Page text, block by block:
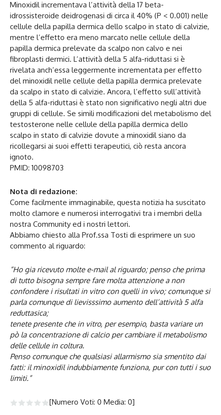
Minoxidil incrementava l’attività della 17 beta-
idrossisteroide deidrogenasi di circa il 40% (P < 0.001) nelle
cellule della papilla dermica dello scalpo in stato di calvizie,
mentre l’effetto era meno marcato nelle cellule della
papilla dermica prelevate da scalpo non calvo e nei
fibroplasti dermici. L’attività della 5 alfa-riduttasi si è
rivelata anch’essa leggermente incrementata per effetto
del minoxidil nelle cellule della papilla dermica prelevate
da scalpo in stato di calvizie. Ancora, l’effetto sull’attività
della 5 alfa-riduttasi è stato non significativo negli altri due
gruppi di cellule. Se simili modificazioni del metabolismo del
testosterone nelle cellule della papilla dermica dello
scalpo in stato di calvizie dovute a minoxidil siano da
ricollegarsi ai suoi effetti terapeutici, ciò resta ancora
ignoto.
PMID: 10098703
Nota di redazione:
Come facilmente immaginabile, questa notizia ha suscitato
molto clamore e numerosi interrogativi tra i membri della
nostra Community ed i nostri lettori.
Abbiamo chiesto alla Prof.ssa Tosti di esprimere un suo
commento al riguardo:
“Ho gia ricevuto molte e-mail al riguardo; penso che prima
di tutto bisogna sempre fare molta attenzione a non
confondere i risultati in vitro con quelli in vivo; comunque si
parla comunque di lievisssimo aumento dell’attività 5 alfa
reduttasica;
tenete presente che in vitro, per esempio, basta variare un
pò la concentrazione di calcio per cambiare il metabolismo
delle cellule in coltura.
Penso comunque che qualsiasi allarmismo sia smentito dai
fatti: il minoxidil indubbiamente funziona, pur con tutti i suo
limiti.”
[Numero Voti: 0 Media: 0]